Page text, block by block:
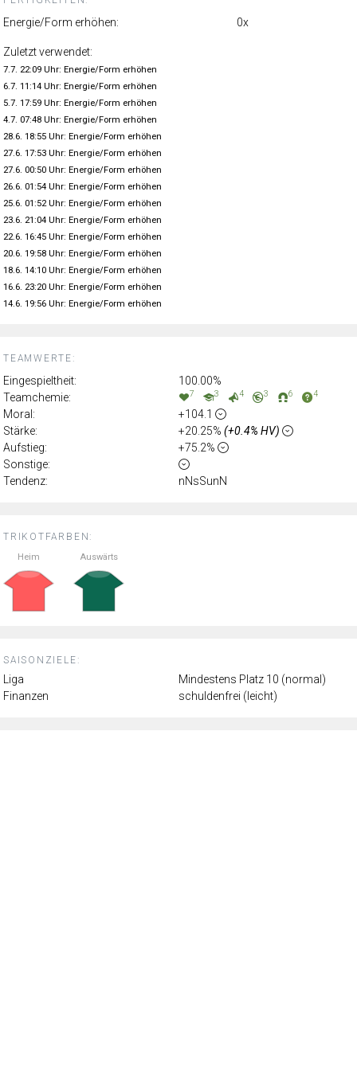
TRIKOTFARBEN:
Heim Auswärts
SAISONZIELE:
Liga
Mindestens Platz 10 (normal)
Finanzen
schuldenfrei (leicht)
TEAMWERTE:
Eingespieltheit:
100.00%
Teamchemie:
7 3 4 3 6 4
Moral:
+104.1
Stärke:
+20.25% (+0.4% HV)
Aufstieg:
+75.2%
Sonstige:
Tendenz:
nNsSunN
Energie/Form erhöhen: 0x
Zuletzt verwendet:
7.7. 22:09 Uhr: Energie/Form erhöhen
6.7. 11:14 Uhr: Energie/Form erhöhen
5.7. 17:59 Uhr: Energie/Form erhöhen
4.7. 07:48 Uhr: Energie/Form erhöhen
28.6. 18:55 Uhr: Energie/Form erhöhen
27.6. 17:53 Uhr: Energie/Form erhöhen
27.6. 00:50 Uhr: Energie/Form erhöhen
26.6. 01:54 Uhr: Energie/Form erhöhen
25.6. 01:52 Uhr: Energie/Form erhöhen
23.6. 21:04 Uhr: Energie/Form erhöhen
22.6. 16:45 Uhr: Energie/Form erhöhen
20.6. 19:58 Uhr: Energie/Form erhöhen
18.6. 14:10 Uhr: Energie/Form erhöhen
16.6. 23:20 Uhr: Energie/Form erhöhen
14.6. 19:56 Uhr: Energie/Form erhöhen